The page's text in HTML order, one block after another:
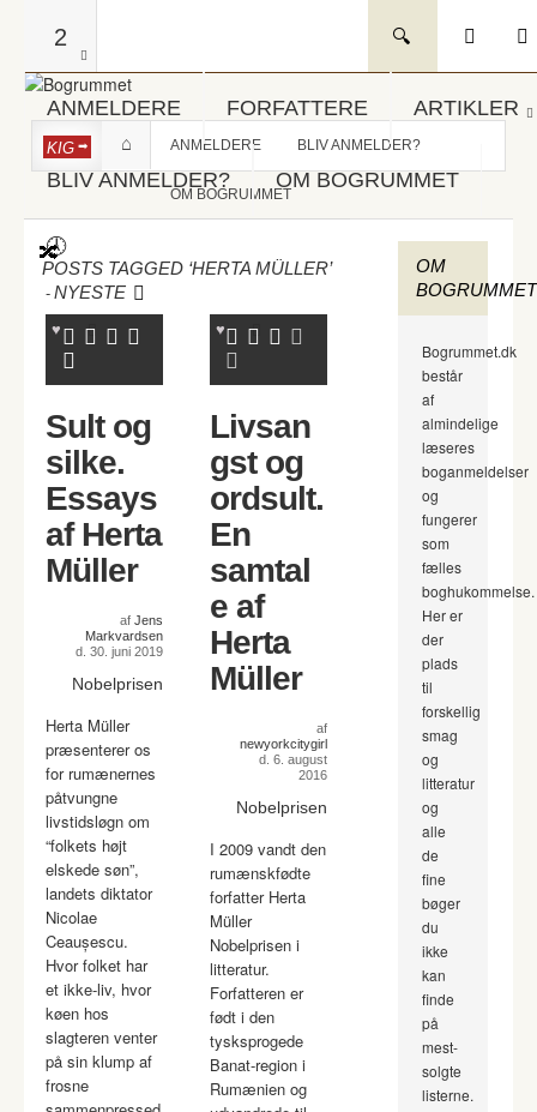
2
ANMELDERE FORFATTERE ARTIKLER
BLIV ANMELDER? OM BOGRUMMET
KIG ANMELDERE BLIV ANMELDER?
OM BOGRUMMET
POSTS TAGGED ‘HERTA MÜLLER’
-NYESTE
Sult og
silke.
Essays
af Herta
Müller
af Jens
Markvardsen
d. 30. juni 2019
Nobelprisen
Herta Müller
præsenterer os
for rumænernes
påtvungne
livstidsløgn om
“folkets højt
elskede søn”,
landets diktator
Nicolae
Ceaușescu.
Hvor folket har
et ikke-liv, hvor
køen hos
slagteren venter
på sin klump af
frosne
Livsan
gst og
ordsult.
En
samtal
e af
Herta
Müller
af
newyorkcitygirl
d. 6. august
2016
Nobelprisen
I 2009 vandt den
rumænskfødte
forfatter Herta
Müller
Nobelprisen i
litteratur.
Forfatteren er
født i den
tysksprogede
Banat-region i
Rumænien og
OM
BOGRUMMET
Bogrummet.dk
består
af
almindelige
læseres
boganmeldelser
og
fungerer
som
fælles
boghukommelse.
Her er
der
plads
til
forskellig
smag
og
litteratur
og
alle
de
fine
bøger
du
ikke
kan
finde
på
mest-
solgte
listerne.